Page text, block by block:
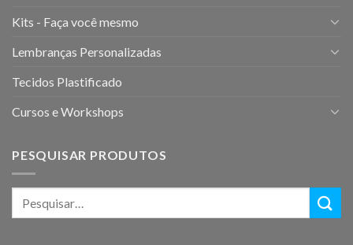
Kits - Faça você mesmo
Lembranças Personalizadas
Tecidos Plastificado
Cursos e Workshops
PESQUISAR PRODUTOS